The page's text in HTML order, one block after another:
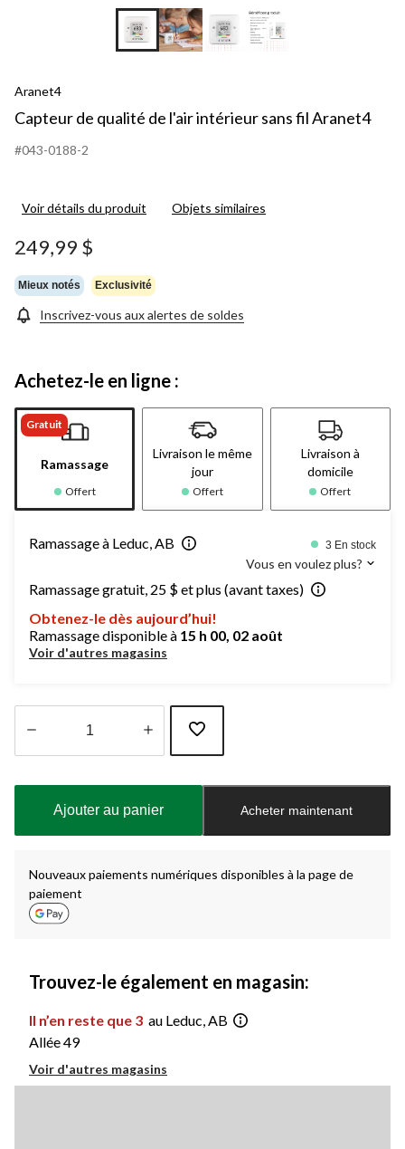
+1
Aranet4
Capteur de qualité de l'air intérieur sans fil Aranet4
#043-0188-2
Voir détails du produit Objets similaires
249,99 $
Mieux notés Exclusivité
Inscrivez-vous aux alertes de soldes
Achetez-le en ligne :
Gratuit
Ramassage
Offert
Livraison le même
jour
Offert
Livraison à
domicile
Offert
Ramassage à Leduc, AB 3 En stock
Vous en voulez plus?
Ramassage gratuit, 25 $ et plus (avant taxes)
Obtenez-le dès aujourd’hui!
Ramassage disponible à 15 h 00, 02 août
Voir d'autres magasins
à
Ajouter au panier Acheter maintenant
Nouveaux paiements numériques disponibles à la page de
paiement
Trouvez-le également en magasin:
Il n’en reste que 3 au Leduc, AB
Allée 49
Voir d'autres magasins